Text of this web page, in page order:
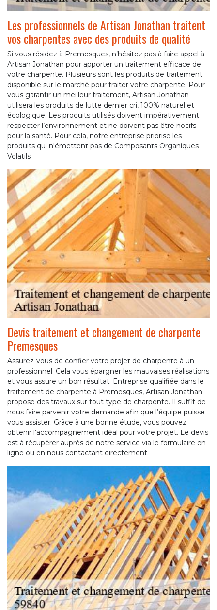
Les professionnels de Artisan Jonathan traitent
vos charpentes avec des produits de qualité
Si vous résidez à Premesques, n’hésitez pas à faire appel à
Artisan Jonathan pour apporter un traitement efficace de
votre charpente. Plusieurs sont les produits de traitement
disponible sur le marché pour traiter votre charpente. Pour
vous garantir un meilleur traitement, Artisan Jonathan
utilisera les produits de lutte dernier cri, 100% naturel et
écologique. Les produits utilisés doivent impérativement
respecter l’environnement et ne doivent pas être nocifs
pour la santé. Pour cela, notre entreprise priorise les
produits qui n'émettent pas de Composants Organiques
Volatils.
Devis traitement et changement de charpente
Premesques
Assurez-vous de confier votre projet de charpente à un
professionnel. Cela vous épargner les mauvaises réalisations
et vous assure un bon résultat. Entreprise qualifiée dans le
traitement de charpente à Premesques, Artisan Jonathan
propose des travaux sur tout type de charpente. Il suffit de
nous faire parvenir votre demande afin que l’équipe puisse
vous assister. Grâce à une bonne étude, vous pouvez
obtenir l’accompagnement idéal pour votre projet. Le devis
est à récupérer auprès de notre service via le formulaire en
ligne ou en nous contactant directement.